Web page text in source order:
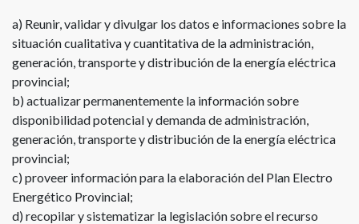
a) Reunir, validar y divulgar los datos e informaciones sobre la
situación cualitativa y cuantitativa de la administración,
generación, transporte y distribución de la energía eléctrica
provincial;
b) actualizar permanentemente la información sobre
disponibilidad potencial y demanda de administración,
generación, transporte y distribución de la energía eléctrica
provincial;
c) proveer información para la elaboración del Plan Electro
Energético Provincial;
d) recopilar y sistematizar la legislación sobre el recurso